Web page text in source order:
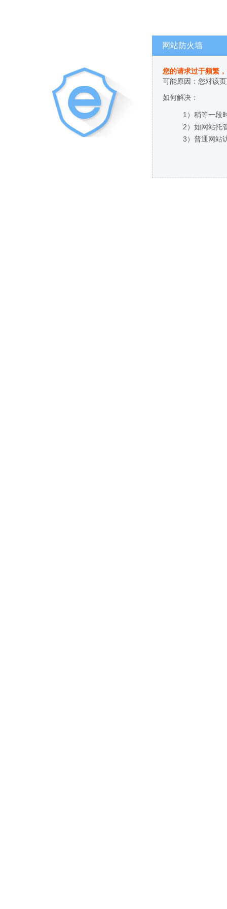
网站防火墙
您的请求过于频繁
可能原因：您对该
如何解决：
1）稍等一段
2）如网站托
3）普通网站